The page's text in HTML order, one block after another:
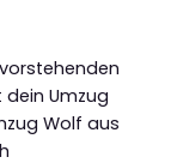
Umzug
Wolf aus